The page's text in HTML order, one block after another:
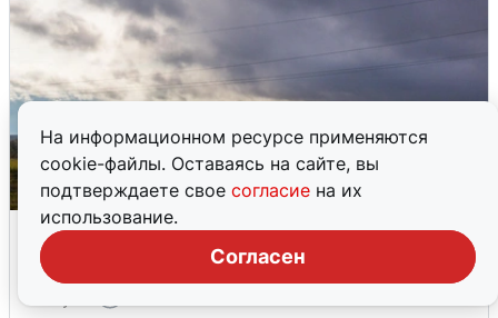
На информационном ресурсе применяются
cookie-файлы. Оставаясь на сайте, вы
подтверждаете свое согласие на их
использование.
Согласен
Над ХМАО впервые сбили
беспилотники